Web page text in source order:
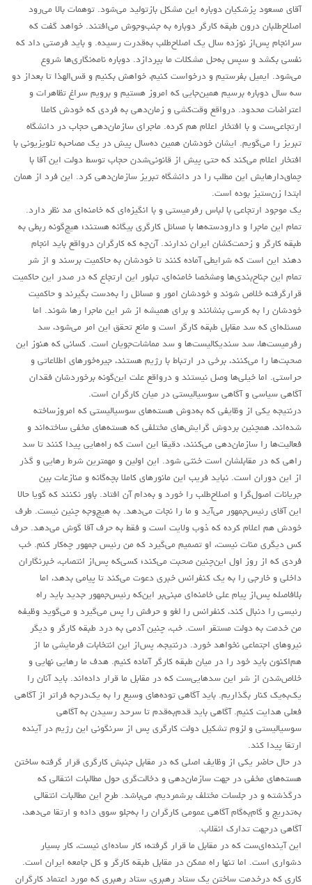
آقای مسعود پزشکیان دوباره این مشکل بازتولید می‌شود. توهمات بالا می‌رود
اصلاح‌طلبان درون طبقه کارگر دوباره به جنب‌وجوش می‌افتند. خواهد گفت که
سرانجام پس‌از نوزده سال یک اصلاح‌طلب به‌قدرت رسیده. و باید فرصتی داد که
نفسی بکشد و سپس به‌حل مشکلات ما بپردازد. دوباره نامه‌نگاری‌ها شروع
می‌شود. ایمیل بفرستیم و درخواست کنیم، خواهش بکنیم و قس‌الهذا تا بعداز دو
سه سال دوباره برسیم همین‌جایی که امروز هستیم و برویم سراغ تظاهرات و
اعتراضات محدود. درواقع وقت‌کشی و زمان‌دهی به فردی که خودش کاملا
ارتجاعی‌ست و با افتخار اعلام هم کرده. ماجرای سازمان‌دهی حجاب در دانشگاه
تبریز را می‌گویم. ایشان خودشان همین ده‌سال پیش در یک مصاحبه تلویزیونی با
افتخار اعلام می‌کند که حتی پیش از قانونی‌شدن حجاب توسط دولت این آقا با
چماق‌دارهایش این مطلب را در دانشگاه تبریز سازمان‌دهی کرد. این فرد از همان
ابتدا زن‌ستیز بوده است.
یک موجود ارتجاعی با لباس رفرمیستی و با انگیزه‌ای که خامنه‌ای مد نظر دارد.
تمام این ماجرا و دارودسته‌ها با مسائل کارگری بیگانه هستند؛ هیچ‌گونه ربطی به
طبقه کارگر و زحمت‌کشان ایران ندارند. آن‌چه که کارگران درواقع باید انجام
دهند این است که شرایطی آماده کنند تا خودشان به حاکمیت برسند و از شر
تمام این جناح‌بندی‌ها ومشخصا خامنه‌ای، تبلور این ارتجاع که در صدر این حاکمیت
قرارگرفته خلاص شوند و خودشان امور و مسائل را به‌دست بگیرند و حاکمیت
خودشان را به کرسی بنشانند و برای همیشه از شر این ماجرا رها شوند. اما
مسئله‌ای که سد مقابل طبقه کارگر است و مانع تحقق این امر می‌شود، سد
رفرمیست‌ها، سد سندیکالیست‌ها و سد مماشات‌جویان است. کسانی که هنوز این
صحبت‌ها را می‌کنند، برخی در ارتباط با رژیم هستند، جیره‌خورهای اطلاعاتی و
حراستی. اما خیلی‌ها وصل نیستند و درواقع علت این‌گونه برخوردشان فقدان
آگاهی سیاسی و آگاهی سوسیالیستی در میان کارگران است.
درنتیجه یکی از وظایفی که به‌دوش هسته‌های سوسیالیستی که امروزساخته
شده‌اند، همچنین بردوش گرایش‌های مختلفی که هسته‌های مخفی ساخته‌اند و
فعالیت‌ها را سازمان‌دهی می‌کنند، دقیقا این است که راه‌هایی پیدا کنند تا سد
راهی که در مقابلشان است خنثی شود. این اولین و مهمترین شرط رهایی و گذر
از این دوران است. نباید فریب این مانورهای کاملا بچه‌گانه و منازعات بین
جریانات اصول‌گرا و اصلاح‌طلب را خورد و به‌دام آن افتاد. باور نکنند که گویا حالا
این آقای رئیس‌جمهور می‌آید و ما را نجات می‌دهد. به هیچ‌وجه چنین نیست. طرف
خودش هم اعلام کرده که ذوب ولایت است و فقط به حرف آقا گوش می‌دهد. حرف
کس دیگری منات نیست، او تصمیم می‌گیرد که من رئیس جمهور چه‌کار کنم. خب
فردی که از روز اول این‌چنین صحبت می‌کند؛ کسی‌که پس‌از انتصاب، خبرنگاران
داخلی و خارجی را به یک کنفرانس خبری دعوت می‌کند تا پیامی بدهد، اما
بلافاصله پس‌از پیام علی خامنه‌ای مبنی‌بر این‌که رئیس‌جمهور جدید باید راه
رئیسی را دنبال کند، کنفرانس را لغو و حرفش را پس می‌گیرد و می‌گوید وظیفه
من خدمت به دولت مستقر است. خب، چنین آدمی به درد طبقه کارگر و دیگر
نیروهای اجتماعی نخواهد خورد. درنتیجه، پس‌از این انتخابات فرمایشی ما از
هم‌اکنون باید خود را در میان طبقه کارگر آماده کنیم. هدف ما رهایی نهایی و
خلاص‌شدن از شر این سدهایی‌ست که در مقابل ما قرار داده‌اند. باید آنان را
یک‌به‌یک کنار بگذاریم. باید آگاهی توده‌های وسیع را به یک‌درجه فراتر از آگاهی
فعلی هدایت کنیم. آگاهی باید قدم‌به‌قدم تا سرحد رسیدن به آگاهی
سوسیالیستی و لزوم تشکیل دولت کارگری پس از سرنگونی این رژیم در آینده
ارتقا پیدا کند.
در حال حاضر یکی از وظایف اصلی که در مقابل جنبش کارگری قرار گرفته ساختن
هسته‌های مخفی در جهت سازمان‌دهی و دخالت‌گری حول مطالبات انتقالی که
درگذشته و در جلسات مختلف برشمردیم، می‌باشد. طرح این مطالبات انتقالی
به‌تدریج و گام‌به‌گام آگاهی عمومی کارگران را به‌جلو سوق داده و ارتقا می‌دهد،
آگاهی درجهت تدارک انقلاب.
این آینده‌ای‌ست که در مقابل ما قرار گرفته؛ کار ساده‌ای نیست، کار بسیار
دشواری است. اما تنها راه ممکن در مقابل طبقه کارگر و کل جامعه ایران است.
کاری که درخدمت ساختن یک ستاد رهبری، ستاد رهبری که مورد اعتماد کارگران